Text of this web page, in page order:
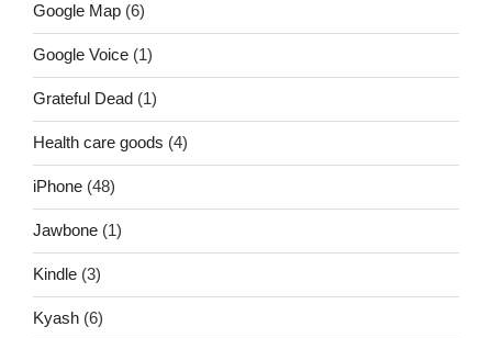
Google Map (6)
Google Voice (1)
Grateful Dead (1)
Health care goods (4)
iPhone (48)
Jawbone (1)
Kindle (3)
Kyash (6)